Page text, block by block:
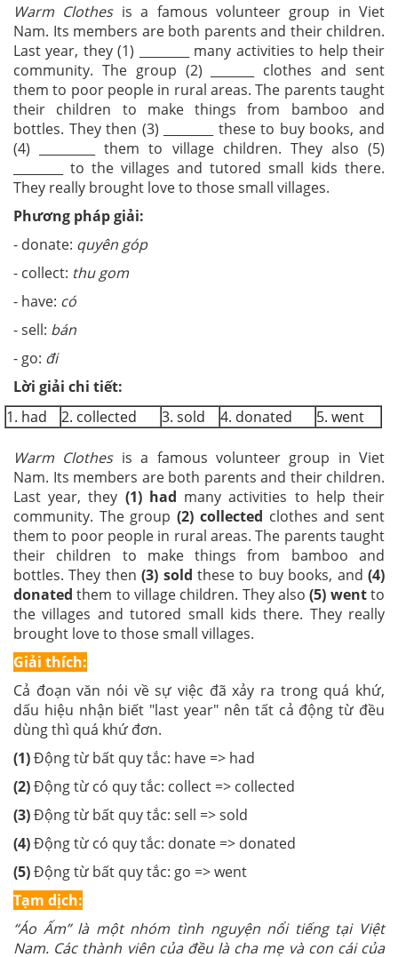
Warm Clothesis a famous volunteer group in Viet
Nam. Its members are both parents and their children.
Last year, they (1) ________ many activities to help their
community. The group (2) _______ clothes and sent
them to poor people in rural areas. The parents taught
their children to make things from bamboo and
bottles. They then (3) ________ these to buy books, and
(4) _________ them to village children. They also (5)
________ to the villages and tutored small kids there.
They really brought love to those small villages.
Phương pháp giải:
- donate: quyên góp
- collect: thu gom
- have: có
- sell: bán
- go: đi
Lời giải chi tiết:
1. had
2. collected 3. sold 4. donated 5. went
Warm Clothesis a famous volunteer group in Viet
Nam. Its members are both parents and their children.
Last year, they (1) had many activities to help their
community. The group(2) collected clothes and sent
them to poor people in rural areas. The parents taught
their children to make things from bamboo and
bottles. They then(3) sold these to buy books, and(4)
donated them to village children. They also(5) wentto
the villages and tutored small kids there. They really
brought love to those small villages.
Giải thích:
Cả đoạn văn nói về sự việc đã xảy ra trong quá khứ,
dấu hiệu nhận biết "last year" nên tất cả động từ đều
dùng thì quá khứ đơn.
(1)Động từ bất quy tắc: have => had
(2)Động từ có quy tắc: collect => collected
(3)Động từ bất quy tắc: sell => sold
(4)Động từ có quy tắc: donate => donated
(5)Động từ bất quy tắc: go => went
Tạm dịch:
“Áo Ấm” là một nhóm tình nguyện nổi tiếng tại Việt
Nam. Các thành viên của đều là cha mẹ và con cái của